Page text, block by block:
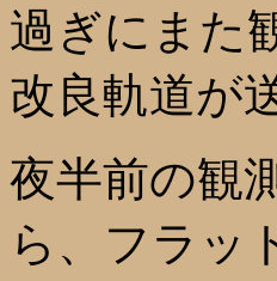
過ぎにまた
改良軌道が
夜半前の観
ら、フラッ